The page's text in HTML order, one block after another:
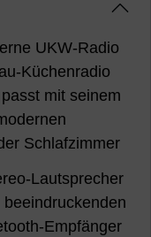
UKW-Radio
Küchenradio
mit seinem
Schlafzimmer
Lautsprecher
Empfänger